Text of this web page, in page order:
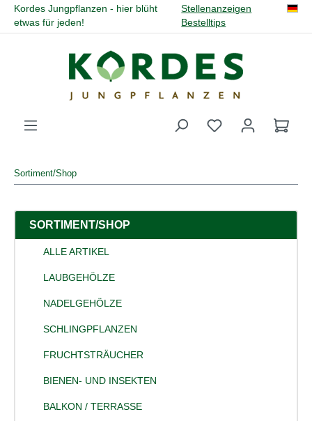
springen
Kordes Jungpflanzen - hier blüht
etwas für jeden!
Stellenanzeigen
Bestelltips
Du hast 0
Sortiment/Shop
SORTIMENT/SHOP
ALLE ARTIKEL
LAUBGEHÖLZE
NADELGEHÖLZE
SCHLINGPFLANZEN
FRUCHTSTRÄUCHER
BIENEN- UND INSEKTEN
BALKON / TERRASSE